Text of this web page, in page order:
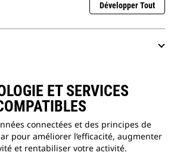
Développer Tout
ET SERVICES
connectées et des principes de
pour améliorer l’efficacité, augmenter
et rentabiliser votre activité.